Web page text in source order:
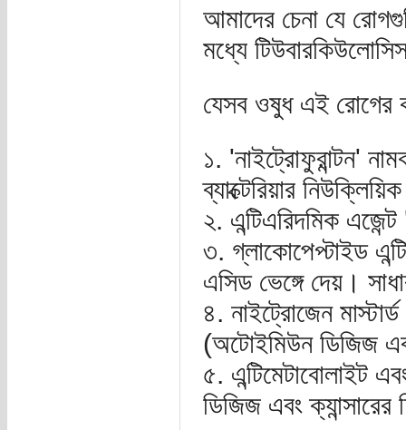
আমাদের চেনা যে
মধ্যে
যেসব ওষুধ এই রোগের
১. 'নাইট্রোফুরান্টন'
ব্যাক্টেরিয়ার
২. এন্টিএরিদমিক
৩. গ্লাকোপেপ্টাইড
এসিড ভেঙ্গে দেয়।
৪. নাইট্রোজেন
(অটোইমিউন ডিজিজ
৫. এন্টিমেটাবোলাইট
ডিজিজ এবং